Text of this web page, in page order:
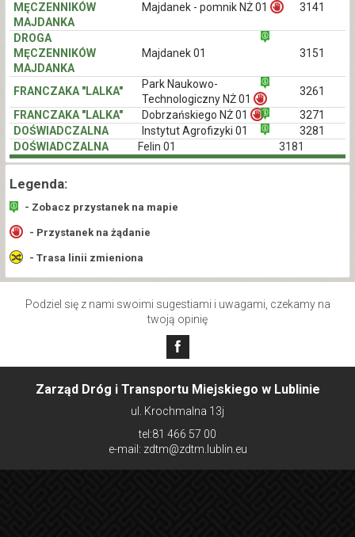
MĘCZENNIKÓW
MAJDANKA
Majdanek - pomnik NŻ 01 3141
DROGA
MĘCZENNIKÓW
MAJDANKA
Majdanek 01 3151
FRANCZAKA "LALKA"
Park Naukowo-
Technologiczny NŻ 01
3261
FRANCZAKA "LALKA"
Dobrzańskiego NŻ 01
3271
DOŚWIADCZALNA
Instytut Agrofizyki 01
3281
DOŚWIADCZALNA
Felin 01 3181
Legenda:
- Zobacz przystanek na mapie
- Przystanek na żądanie
- Trasa linii zmieniona
Podziel się z nami swoimi sugestiami i uwagami, czekamy na
twoją opinię
Zarząd Dróg i Transportu Miejskiego w Lublinie
ul. Krochmalna 13j
tel:81 466 57 00
e-mail: zdtm@zdtm.lublin.eu